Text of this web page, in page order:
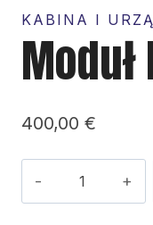
KABINA I
400,00 €
Moduł